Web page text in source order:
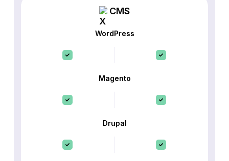
CMS
WordPress
Magento
Drupal